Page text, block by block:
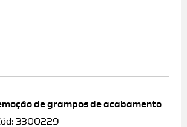
de grampos de acabamento
3300229